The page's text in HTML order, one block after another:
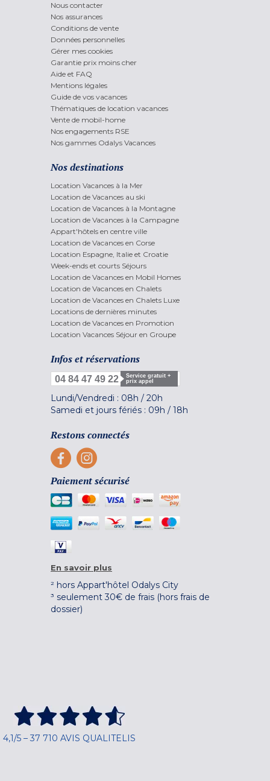
Nous contacter
Nos assurances
Conditions de vente
Données personnelles
Gérer mes cookies
Garantie prix moins cher
Aide et FAQ
Mentions légales
Guide de vos vacances
Thématiques de location vacances
Vente de mobil-home
Nos engagements RSE
Nos gammes Odalys Vacances
Nos destinations
Location Vacances à la Mer
Location de Vacances au ski
Location de Vacances à la Montagne
Location de Vacances à la Campagne
Appart'hôtels en centre ville
Location de Vacances en Corse
Location Espagne, Italie et Croatie
Week-ends et courts Séjours
Location de Vacances en Mobil Homes
Location de Vacances en Chalets
Location de Vacances en Chalets Luxe
Locations de dernières minutes
Location de Vacances en Promotion
Location Vacances Séjour en Groupe
Infos et réservations
04 84 47 49 22
Service gratuit +
prix appel
Lundi/Vendredi : 08h / 20h
Samedi et jours fériés : 09h / 18h
Restons connectés
Paiement sécurisé
En savoir plus
² hors Appart'hôtel Odalys City
³ seulement 30€ de frais (hors frais de
dossier)
4,1/5 – 37 710 AVIS QUALITELIS